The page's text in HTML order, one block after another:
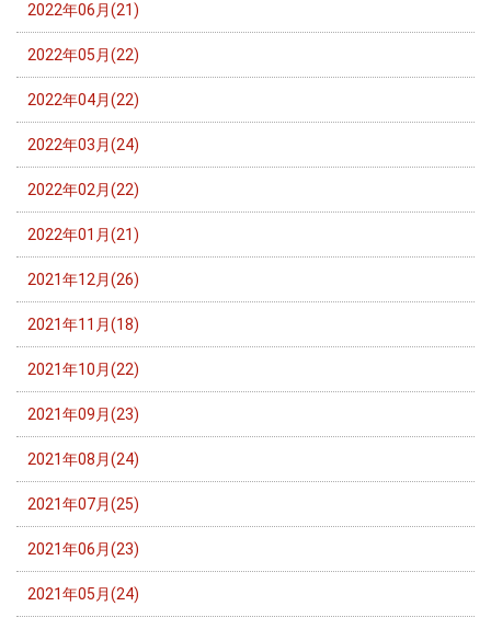
2022年06月(21)
2022年05月(22)
2022年04月(22)
2022年03月(24)
2022年02月(22)
2022年01月(21)
2021年12月(26)
2021年11月(18)
2021年10月(22)
2021年09月(23)
2021年08月(24)
2021年07月(25)
2021年06月(23)
2021年05月(24)